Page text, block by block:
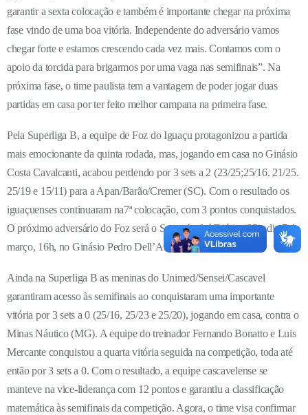
garantir a sexta colocação e também é importante chegar na próxima
fase vindo de uma boa vitória. Independente do adversário vamos
chegar forte e estamos crescendo cada vez mais. Contamos com o
apoio da torcida para brigarmos por uma vaga nas semifinais”. Na
próxima fase, o time paulista tem a vantagem de poder jogar duas
partidas em casa por ter feito melhor campana na primeira fase.
Pela Superliga B, a equipe de Foz do Iguaçu protagonizou a partida
mais emocionante da quinta rodada, mas, jogando em casa no Ginásio
Costa Cavalcanti, acabou perdendo por 3 sets a 2 (23/25;25/16. 21/25.
25/19 e 15/11) para a Apan/Barão/Cremer (SC). Com o resultado os
iguaçuenses continuaram na7ª colocação, com 3 pontos conquistados.
O próximo adversário do Foz será o Santo André/Diário (SP), dia 7 de
março, 16h, no Ginásio Pedro Dell’Antonia, no ABC paulista.
Ainda na Superliga B as meninas do Unimed/Sensei/Cascavel
garantiram acesso às semifinais ao conquistaram uma importante
vitória por 3 sets a 0 (25/16, 25/23 e 25/20), jogando em casa, contra o
Minas Náutico (MG). A equipe do treinador Fernando Bonatto e Luis
Mercante conquistou a quarta vitória seguida na competição, toda até
então por 3 sets a 0. Com o resultado, a equipe cascavelense se
manteve na vice-liderança com 12 pontos e garantiu a classificação
matemática às semifinais da competição. Agora, o time visa confirmar